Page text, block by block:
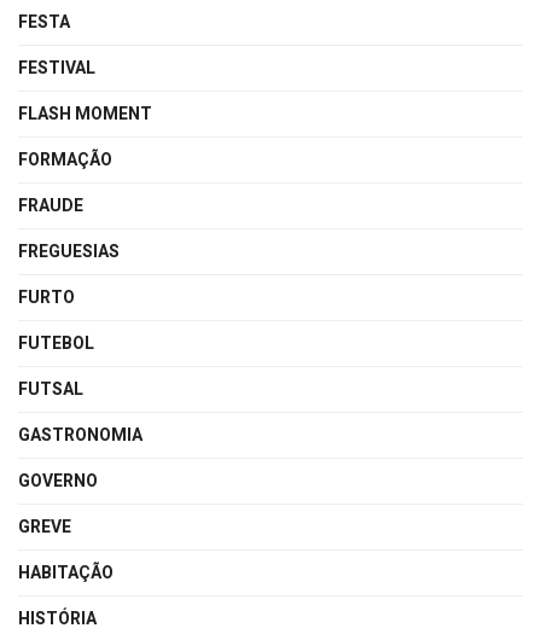
FESTA
FESTIVAL
FLASH MOMENT
FORMAÇÃO
FRAUDE
FREGUESIAS
FURTO
FUTEBOL
FUTSAL
GASTRONOMIA
GOVERNO
GREVE
HABITAÇÃO
HISTÓRIA